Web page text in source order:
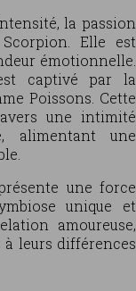
la passion
Elle est
émotionnelle.
captivé par la
Poissons. Cette
une intimité
alimentant une
une force
unique et
amoureuse,
leurs différences